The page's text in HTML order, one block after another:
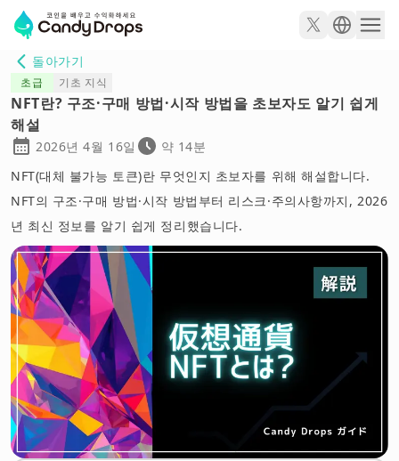
돌아가기
초급 기초 지식
NFT란? 구조·구매 방법·시작 방법을 초보자도 알기 쉽게
해설
2026년 4월 16일
약 14분
NFT(대체 불가능 토큰)란 무엇인지 초보자를 위해 해설합니다.
NFT의 구조·구매 방법·시작 방법부터 리스크·주의사항까지, 2026
년 최신 정보를 알기 쉽게 정리했습니다.